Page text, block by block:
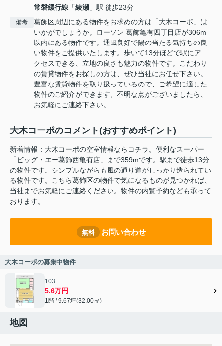
常磐緩行線 「綾瀬 」駅 徒歩23分
備考
葛飾区周辺にある物件をお求めの方は「大木コーポ」は
いかがでしょうか。ローソン 葛飾亀有四丁目店が306m
以内にある物件です。通風良好で陽の当たる気持ちの良
い物件をご提供いたします。歩いて13分ほどで駅にア
クセスできる、立地の良さも魅力の物件です。こだわり
の賃貸物件をお探しの方は、ぜひ当社にお任せ下さい。
豊富な賃貸物件を取り扱っているので、ご希望に適した
物件のご紹介ができます。不明な点がございましたら、
お気軽にご連絡下さい。
大木コーポのコメント(おすすめポイント)
新着情報：大木コーポの空室情報ならコチラ。便利なスーパー
「ビッグ・エー葛飾西亀有店」まで359mです。駅まで徒歩13分
の物件です。シンプルながらも風の通り道がしっかり造られてい
る物件です。こちら葛飾区の物件で気になるものが見つかれば、
当社までお気軽にご連絡ください。物件の内覧予約なども承って
おります。
無料 お問い合わせ
大木コーポの募集中物件
103
5.6万円
1階 / 9.67坪(32.00㎡)
地図